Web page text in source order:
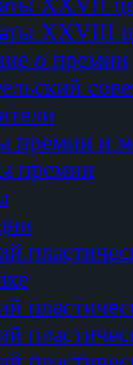
XXVIII
о премии
премии и
премии